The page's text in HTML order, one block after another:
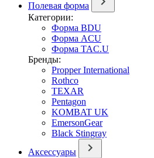
Полевая форма
Категории:
Форма BDU
Форма ACU
Форма TAC.U
Бренды:
Propper International
Rothco
TEXAR
Pentagon
KOMBAT UK
EmersonGear
Black Stingray
Аксессуары